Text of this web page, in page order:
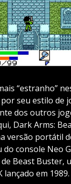
“estranho”
seu estilo de
dos outros
Dark Arms:
versão portátil
console Neo
Beast Buster,
lançado em 1989.